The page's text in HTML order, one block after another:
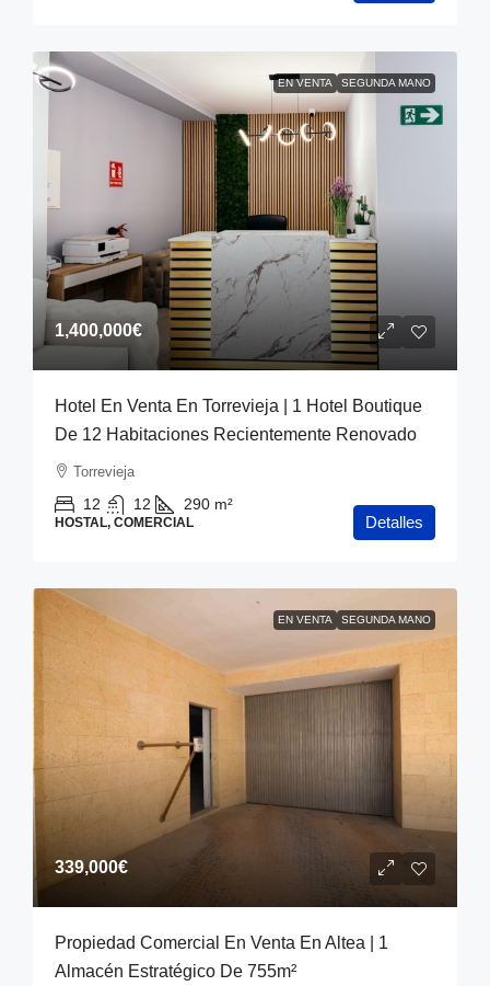
EN VENTA SEGUNDA MANO
1,400,000€
Hotel En Venta En Torrevieja | 1 Hotel Boutique
De 12 Habitaciones Recientemente Renovado
Torrevieja
12 12 290 m²
HOSTAL, COMERCIAL Detalles
EN VENTA SEGUNDA MANO
339,000€
Propiedad Comercial En Venta En Altea | 1
Almacén Estratégico De 755m²